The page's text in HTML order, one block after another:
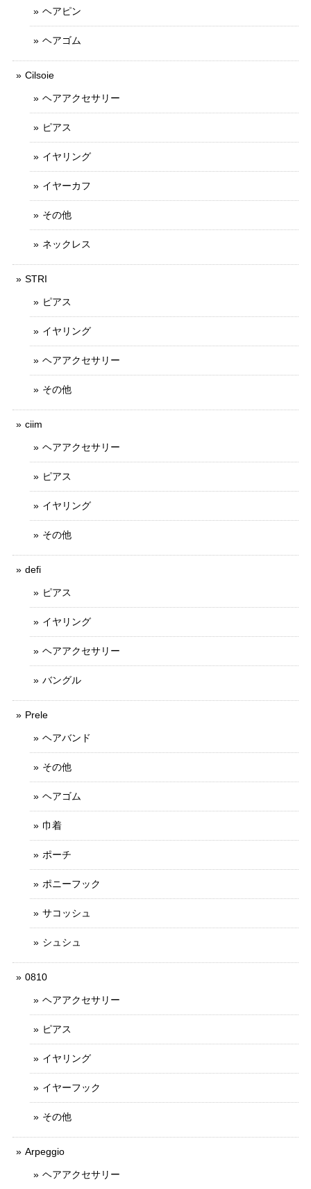
ヘアピン
ヘアゴム
Cilsoie
ヘアアクセサリー
ピアス
イヤリング
イヤーカフ
その他
ネックレス
STRI
ピアス
イヤリング
ヘアアクセサリー
その他
ciim
ヘアアクセサリー
ピアス
イヤリング
その他
defi
ピアス
イヤリング
ヘアアクセサリー
バングル
Prele
ヘアバンド
その他
ヘアゴム
巾着
ポーチ
ポニーフック
サコッシュ
シュシュ
0810
ヘアアクセサリー
ピアス
イヤリング
イヤーフック
その他
Arpeggio
ヘアアクセサリー